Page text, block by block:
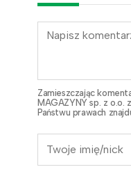
Zamieszczając
MAGAZYNY sp. z o.o.
Państwu prawach